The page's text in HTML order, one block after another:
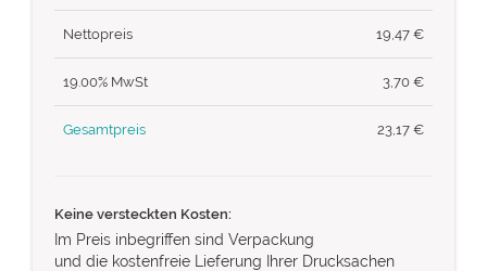
Nettopreis 19,47 €
19.00% MwSt 3,70 €
Gesamtpreis 23,17 €
Keine versteckten Kosten:
Im Preis inbegriffen sind Verpackung
und die kostenfreie Lieferung Ihrer Drucksachen